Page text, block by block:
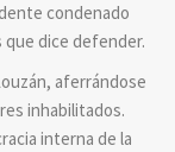
condenado
dice defender.
aferrándose
inhabilitados.
interna de la